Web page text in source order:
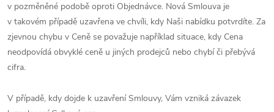
v pozměněné podobě oproti Objednávce. Nová Smlouva je
v takovém případě uzavřena ve chvíli, kdy Naši nabídku potvrdíte. Za
zjevnou chybu v Ceně se považuje například situace, kdy Cena
neodpovídá obvyklé ceně u jiných prodejců nebo chybí či přebývá
cifra.
V případě, kdy dojde k uzavření Smlouvy, Vám vzniká závazek